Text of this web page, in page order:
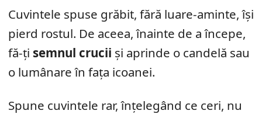
Cuvintele spuse grăbit, fără luare-aminte, își
pierd rostul. De aceea, înainte de a începe,
fă-ți semnul crucii și aprinde o candelă sau
o lumânare în fața icoanei.
Spune cuvintele rar, înțelegând ce ceri, nu